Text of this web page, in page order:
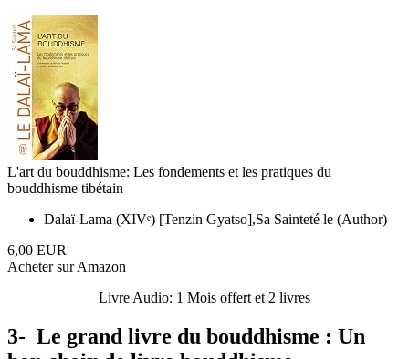
L'art du bouddhisme: Les fondements et les pratiques du
bouddhisme tibétain
Dalaï-Lama (XIVᵉ) [Tenzin Gyatso],Sa Sainteté le (Author)
6,00 EUR
Acheter sur Amazon
Livre Audio: 1 Mois offert et 2 livres
3- Le grand livre du bouddhisme : Un